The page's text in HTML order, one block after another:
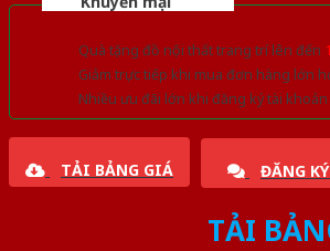
Quà tặng đồ nội thất trang trí lên đến
Giảm trực tiếp khi mua đơn hàng lớn
Nhiều ưu đãi lớn khi đăng ký tài
TẢI BẢNG GIÁ ĐĂNG
TẢI